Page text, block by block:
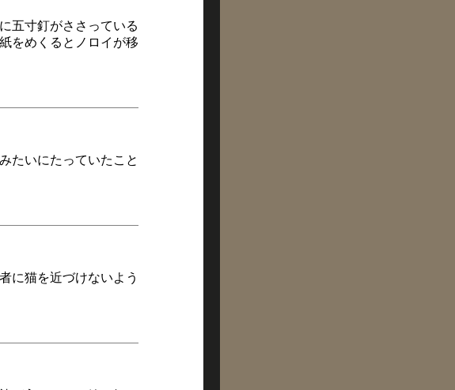
五寸釘がささっている
をめくるとノロイが移
たいにたっていたこと
に猫を近づけないよう